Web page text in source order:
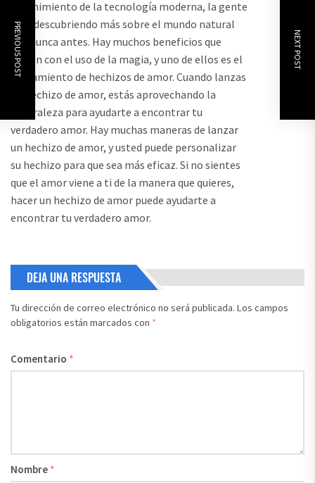
advenimiento de la tecnología moderna, la gente
está descubriendo más sobre el mundo natural
que nunca antes. Hay muchos beneficios que
vienen con el uso de la magia, y uno de ellos es el
lanzamiento de hechizos de amor. Cuando lanzas
un hechizo de amor, estás aprovechando la
naturaleza para ayudarte a encontrar tu
verdadero amor. Hay muchas maneras de lanzar
un hechizo de amor, y usted puede personalizar
su hechizo para que sea más eficaz. Si no sientes
que el amor viene a ti de la manera que quieres,
hacer un hechizo de amor puede ayudarte a
encontrar tu verdadero amor.
DEJA UNA RESPUESTA
Tu dirección de correo electrónico no será publicada. Los campos
obligatorios están marcados con *
Comentario *
Nombre *
PREVIOUS POST NEXT POST